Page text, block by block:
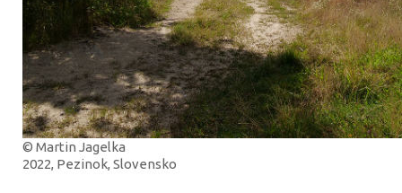
© Martin Jagelka
2022, Pezinok, Slovensko